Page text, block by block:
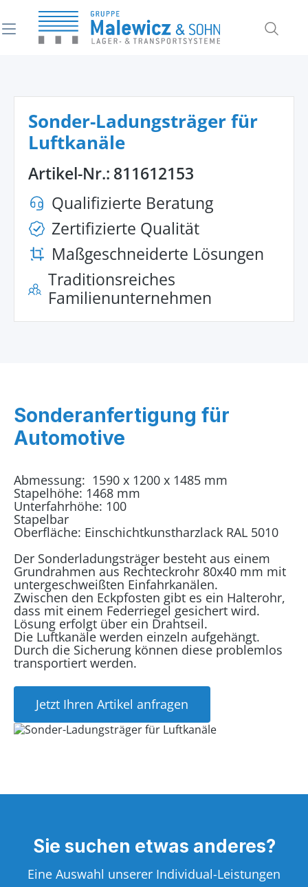
springen
Sonder-Ladungsträger für
Luftkanäle
Artikel-Nr.: 811612153
Qualifizierte Beratung
Zertifizierte Qualität
Maßgeschneiderte Lösungen
Traditionsreiches
Familienunternehmen
Sonderanfertigung für
Automotive
Abmessung: 1590 x 1200 x 1485 mm
Stapelhöhe: 1468 mm
Unterfahrhöhe: 100
Stapelbar
Oberfläche: Einschichtkunstharzlack RAL 5010
Der Sonderladungsträger besteht aus einem
Grundrahmen aus Rechteckrohr 80x40 mm mit
untergeschweißten Einfahrkanälen.
Zwischen den Eckpfosten gibt es ein Halterohr,
dass mit einem Federriegel gesichert wird.
Lösung erfolgt über ein Drahtseil.
Die Luftkanäle werden einzeln aufgehängt.
Durch die Sicherung können diese problemlos
transportiert werden.
Jetzt Ihren Artikel anfragen
Sie suchen etwas anderes?
Eine Auswahl unserer Individual-Leistungen